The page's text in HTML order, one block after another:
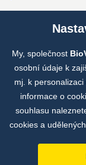
Společné projekty
My, společnost
osobní údaje k
mj. k
informace o
souhlasu
cookies a